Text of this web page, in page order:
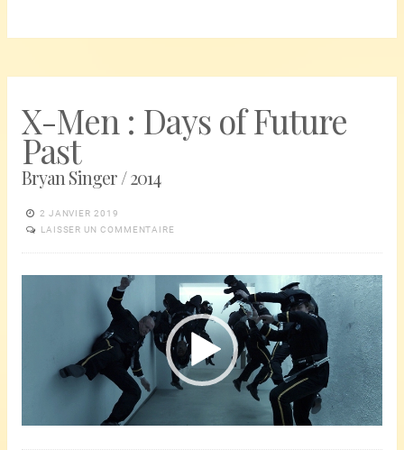
X-Men : Days of Future
Past
Bryan Singer / 2014
2 JANVIER 2019
LAISSER UN COMMENTAIRE